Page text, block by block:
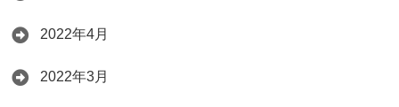
2022年4月
2022年3月